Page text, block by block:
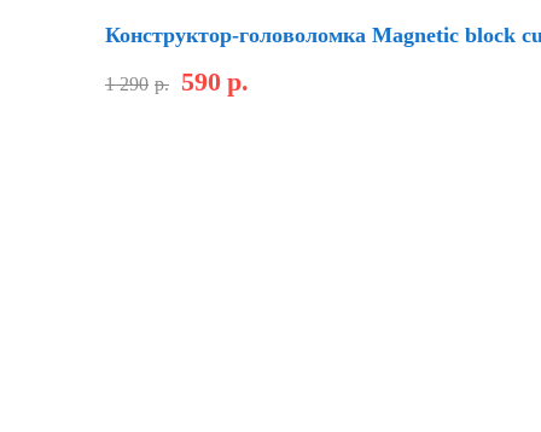
Конструктор-головоломка Magnetic block
1 290 р. 590 р.